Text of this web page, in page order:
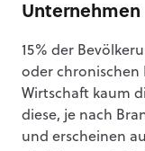
Unternehmen
15% der
oder chronischen
Wirtschaft kaum
diese, je nach
und erscheinen